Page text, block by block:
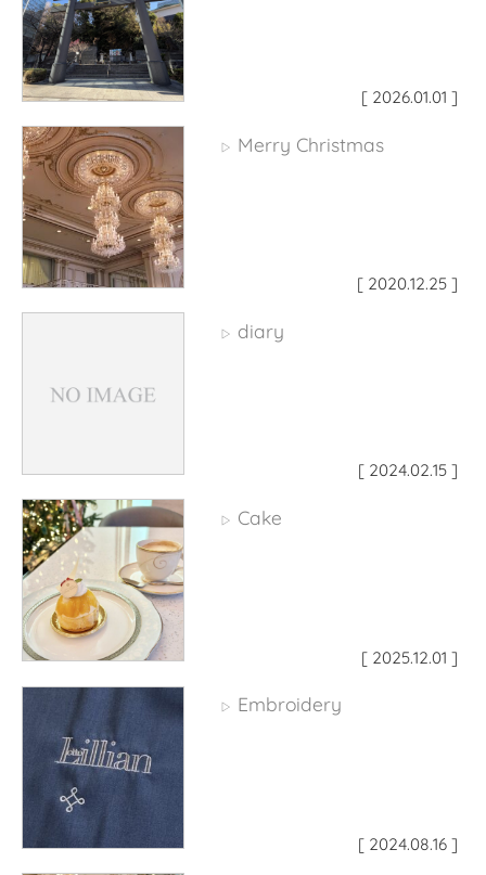
[ 2026.01.01 ]
▷ Merry Christmas
[ 2020.12.25 ]
▷ diary
[ 2024.02.15 ]
▷ Cake
[ 2025.12.01 ]
▷ Embroidery
[ 2024.08.16 ]